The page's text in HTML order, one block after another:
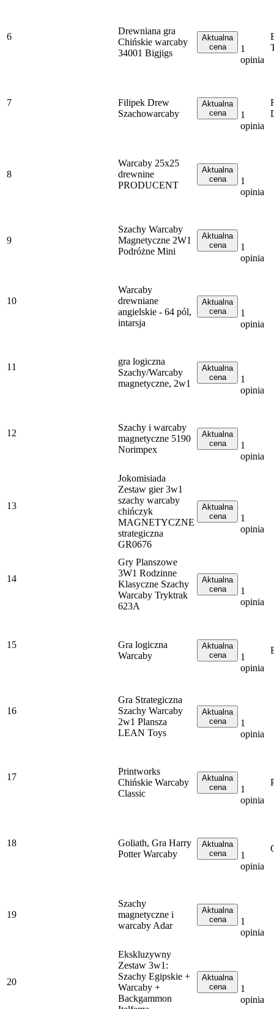
6
Drewniana gra
Chińskie warcaby
34001 Bigjigs
Aktualna
cena
1
opinia
7
Filipek Drew
Szachowarcaby
Aktualna
cena
1
opinia
8
Warcaby 25x25
drewnine
PRODUCENT
Aktualna
cena
1
opinia
9
Szachy Warcaby
Magnetyczne 2W1
Podróżne Mini
Aktualna
cena
1
opinia
10
Warcaby
drewniane
angielskie - 64 pól,
intarsja
Aktualna
cena
1
opinia
11
gra logiczna
Szachy/Warcaby
magnetyczne, 2w1
Aktualna
cena
1
opinia
12
Szachy i warcaby
magnetyczne 5190
Norimpex
Aktualna
cena
1
opinia
13
Jokomisiada
Zestaw gier 3w1
szachy warcaby
chińczyk
MAGNETYCZNE
strategiczna
GR0676
Aktualna
cena
1
opinia
14
Gry Planszowe
3W1 Rodzinne
Klasyczne Szachy
Warcaby Tryktrak
623A
Aktualna
cena
1
opinia
15
Gra logiczna
Warcaby
Aktualna
cena
1
opinia
16
Gra Strategiczna
Szachy Warcaby
2w1 Plansza
LEAN Toys
Aktualna
cena
1
opinia
17
Printworks
Chińskie Warcaby
Classic
Aktualna
cena
1
opinia
18
Goliath, Gra Harry
Potter Warcaby
Aktualna
cena
1
opinia
19
Szachy
magnetyczne i
warcaby Adar
Aktualna
cena
1
opinia
20
Ekskluzywny
Zestaw 3w1:
Szachy Egipskie +
Warcaby +
Backgammon
Aktualna
cena
1
opinia